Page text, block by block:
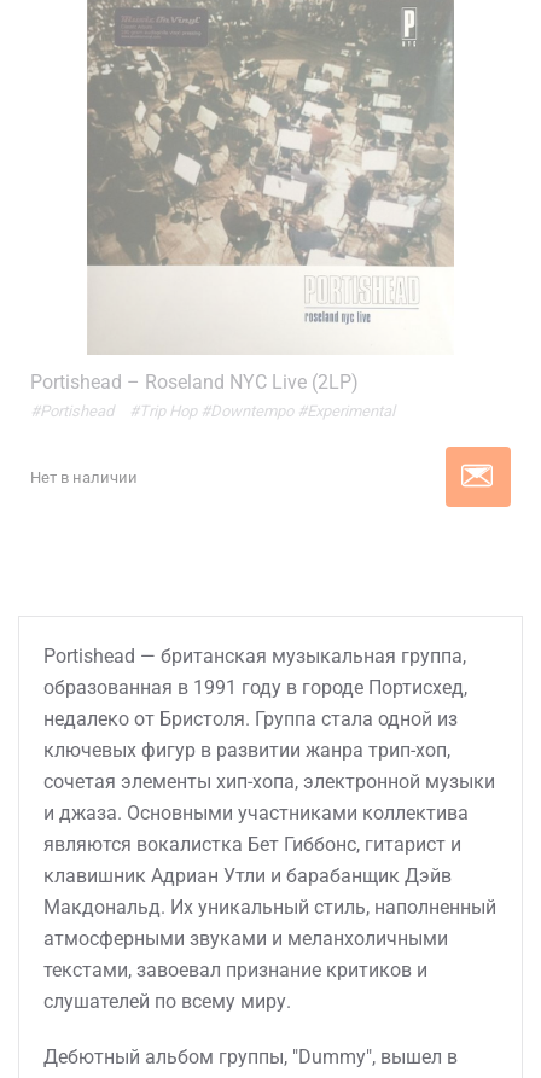
Portishead – Roseland NYC Live (2LP)
#Portishead #Trip Hop #Downtempo #Experimental
Нет в наличии
Portishead — британская музыкальная группа,
образованная в 1991 году в городе Портисхед,
недалеко от Бристоля. Группа стала одной из
ключевых фигур в развитии жанра трип-хоп,
сочетая элементы хип-хопа, электронной музыки
и джаза. Основными участниками коллектива
являются вокалистка Бет Гиббонс, гитарист и
клавишник Адриан Утли и барабанщик Дэйв
Макдональд. Их уникальный стиль, наполненный
атмосферными звуками и меланхоличными
текстами, завоевал признание критиков и
слушателей по всему миру.
Дебютный альбом группы, "Dummy", вышел в